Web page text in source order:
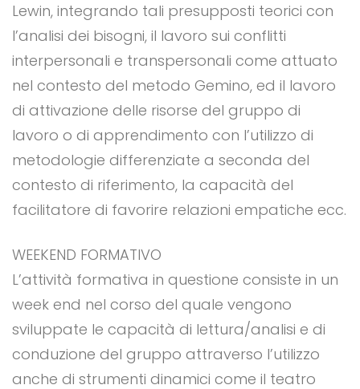
Lewin, integrando tali presupposti teorici con
l’analisi dei bisogni, il lavoro sui conflitti
interpersonali e transpersonali come attuato
nel contesto del metodo Gemino, ed il lavoro
di attivazione delle risorse del gruppo di
lavoro o di apprendimento con l’utilizzo di
metodologie differenziate a seconda del
contesto di riferimento, la capacità del
facilitatore di favorire relazioni empatiche ecc.
WEEKEND FORMATIVO
L’attività formativa in questione consiste in un
week end nel corso del quale vengono
sviluppate le capacità di lettura/analisi e di
conduzione del gruppo attraverso l’utilizzo
anche di strumenti dinamici come il teatro